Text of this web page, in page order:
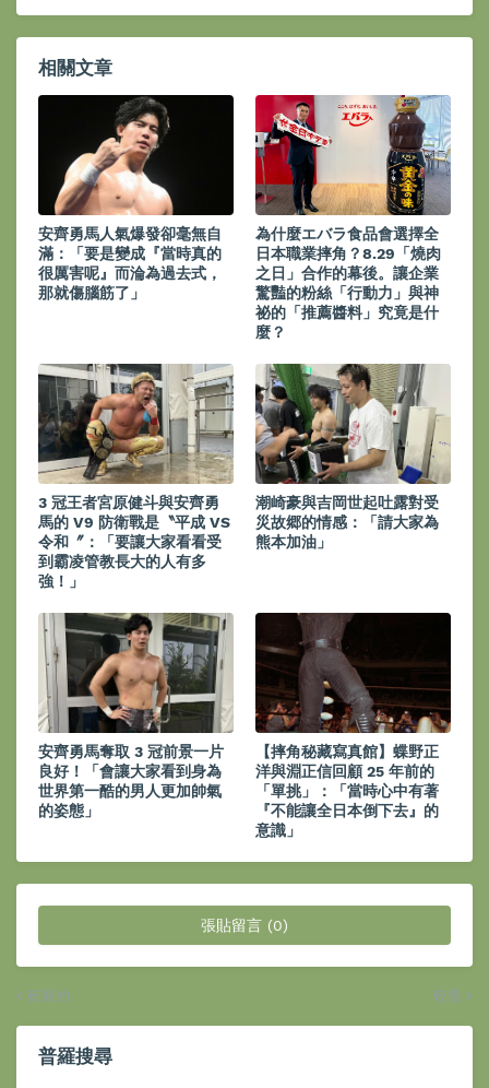
相關文章
安齊勇馬人氣爆發卻毫無自
滿：「要是變成『當時真的
很厲害呢』而淪為過去式，
那就傷腦筋了」
為什麼エバラ食品會選擇全
日本職業摔角？8.29「燒肉
之日」合作的幕後。讓企業
驚豔的粉絲「行動力」與神
祕的「推薦醬料」究竟是什
麼？
3 冠王者宮原健斗與安齊勇
馬的 V9 防衛戰是〝平成 VS
令和〞：「要讓大家看看受
到霸凌管教長大的人有多
強！」
潮崎豪與吉岡世起吐露對受
災故郷的情感：「請大家為
熊本加油」
安齊勇馬奪取 3 冠前景一片
良好！「會讓大家看到身為
世界第一酷的男人更加帥氣
的姿態」
【摔角秘藏寫真館】蝶野正
洋與淵正信回顧 25 年前的
「單挑」：「當時心中有著
『不能讓全日本倒下去』的
意識」
張貼留言 (0)
較新的 較舊
普羅搜尋